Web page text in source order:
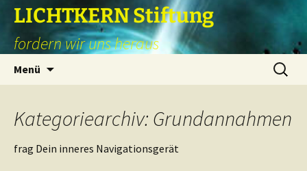
Zum
Inhalt
springen
LICHTKERN Stiftung
fordern wir uns heraus
Menü
Suchen
nach:
Kategoriearchiv: Grundannahmen
frag Dein inneres Navigationsgerät